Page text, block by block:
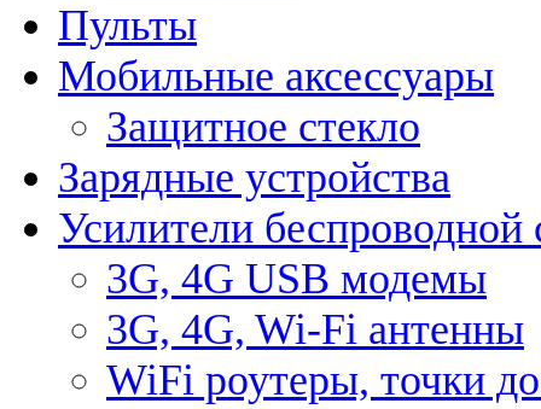
Пульты
Мобильные аксессуары
Защитное стекло
Зарядные устройства
Усилители беспроводной
3G, 4G USB модемы
3G, 4G, Wi-Fi антенны
WiFi роутеры, точки